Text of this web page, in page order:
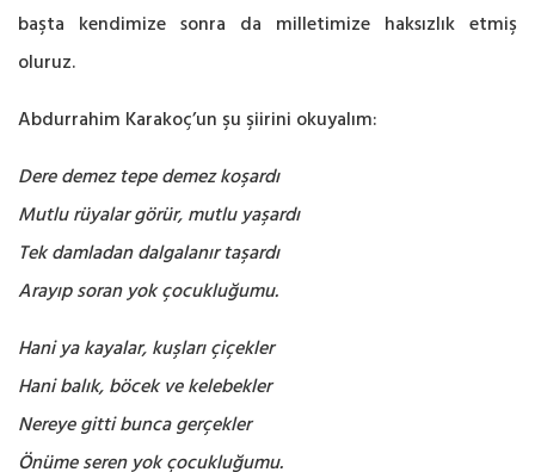
başta kendimize sonra da milletimize haksızlık etmiş
oluruz.
Abdurrahim Karakoç’un şu şiirini okuyalım:
Dere demez tepe demez koşardı
Mutlu rüyalar görür, mutlu yaşardı
Tek damladan dalgalanır taşardı
Arayıp soran yok çocukluğumu.
Hani ya kayalar, kuşları çiçekler
Hani balık, böcek ve kelebekler
Nereye gitti bunca gerçekler
Önüme seren yok çocukluğumu.